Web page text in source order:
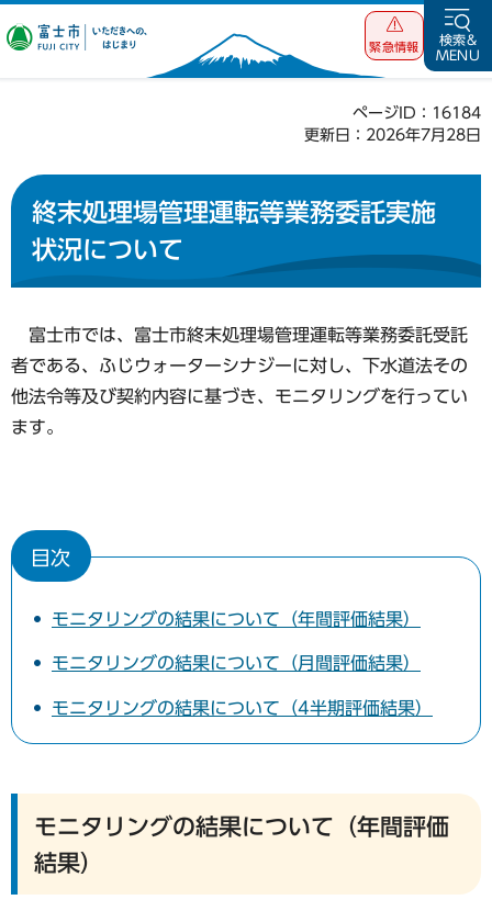
富士市 いただ
緊急情報
検索&
MENU
ページID：16184
更新日：2026年7月28日
終末処理場管理運転等業務委託実施
状況について
富士市では、富士市終末処理場管理運転等業務委託受託
者である、ふじウォーターシナジーに対し、下水道法その
他法令等及び契約内容に基づき、モニタリングを行ってい
ます。
目次
モニタリングの結果について（年間評価結果）
モニタリングの結果について（月間評価結果）
モニタリングの結果について（4半期評価結果）
モニタリングの結果について（年間評価
結果）